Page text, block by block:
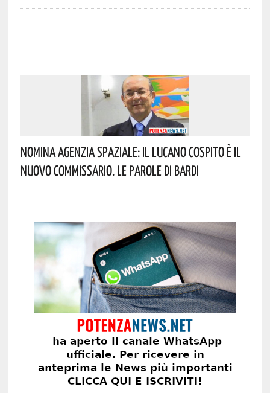
Nomina Agenzia Spaziale: Il Lucano Cospito È Il
Nuovo Commissario. Le Parole Di Bardi